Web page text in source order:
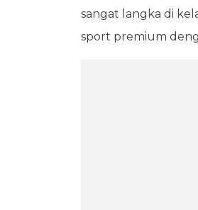
sangat langka di
sport premium